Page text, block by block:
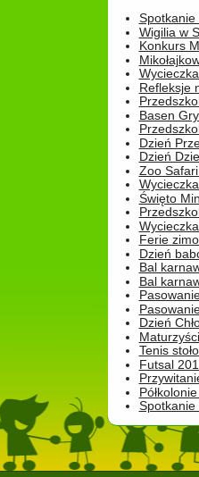
Spotkanie
Wigilia w
Konkurs
Refleksje
Basen
Dzień
Dzień
Zoo
Święto
Ferie
Dzień
Bal
Bal
Dzień
Tenis
Futsal